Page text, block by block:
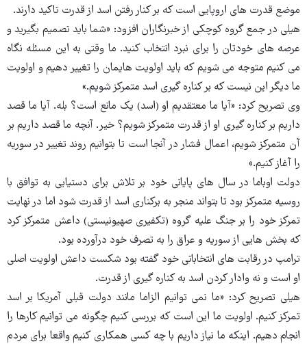
موضع قدرت های اروپایی است که بر کنار رفتن اسد از قدرت تاکید دارند.
هیلی در جمع گروه کوچکی از خبرنگاران افزود: «شما باید تصمیم بگیرید و
عرصه های خودتان را برای نبرد انتخاب کنید. ما وقتی به این مسئله نگاه
می کنیم متوجه می شویم که باید اولویت هایمان را تغییر دهیم و اولویت
ما دیگر این نیست که بر کناره گیری اسد متمرکز شویم.»
وی تصریح کرد: «آیا ما معتقدیم او (اسد) یک مانع است؟ بله. آیا ما قصد
داریم بر کناره گیری او از قدرت متمرکز شویم؟ خیر. آنچه ما قصد داریم بر
آن متمرکز شویم، اعمال فشار در آنجا است تا بتوانیم روند تغییر در سوریه
را آغاز کنیم.»
دولت اوباما در سال های پایانی خود بر تلاش برای دستیابی به توافق با
روسیه متمرکز بود تا بتواند منجر به برکناری اسد از قدرت شود اما در نهایت
تمرکز خود را بر جنگ علیه گروه (تکفیری صهیونیستی) داعش متمرکز کرد
که بخش هایی از سوریه و عراق را به تصرف خود درآورده بود.
ترامپ در رقابت های انتخاباتی خود گفته بود شکست داعش اولویت اصلی
او است و نه وادار کردن اسد به کناره گیری از قدرت.
هیلی تصریح کرد: «ما نمی توانیم الزاما مانند دولت قبلی آمریکا بر اسد
تمرکز کنیم. اولویت ما این است که بررسی کنیم چگونه می توانیم کارها را
انجام دهیم. اینکه ما نیاز داریم با چه کسی همکاری کنیم واقعا برای مردم